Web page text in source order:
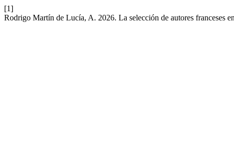
[1]
Rodrigo Martín de Lucía, A. 2026. La selección de autores franceses